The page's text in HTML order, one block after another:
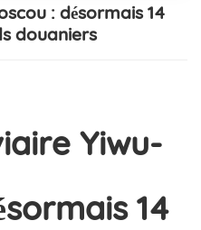
: désormais 14
douaniers
Yiwu-
14